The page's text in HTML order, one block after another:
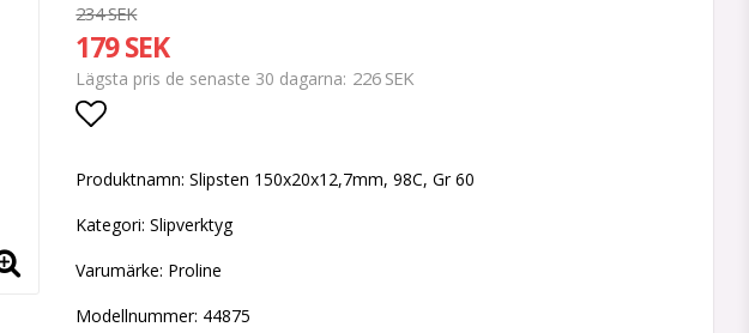
234 SEK
179 SEK
Lägsta pris de senaste 30 dagarna 226 SEK
Produktnamn: Slipsten 150x20x12,7mm, 98C, Gr 60
Kategori: Slipverktyg
Varumärke: Proline
Modellnummer: 44875